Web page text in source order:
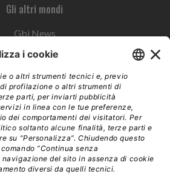
Gli altri mondi
Gbi News
Instoremag
Esplora il gruppo
Edra Edizioni
Edizioni LSWR
LSWR Group